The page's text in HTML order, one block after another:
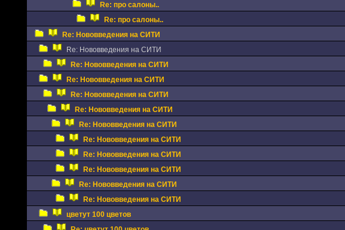
Re: про салоны..
Re: про салоны..
Re: Нововведения на СИТИ
Re: Нововведения на СИТИ
Re: Нововведения на СИТИ
Re: Нововведения на СИТИ
Re: Нововведения на СИТИ
Re: Нововведения на СИТИ
Re: Нововведения на СИТИ
Re: Нововведения на СИТИ
Re: Нововведения на СИТИ
Re: Нововведения на СИТИ
Re: Нововведения на СИТИ
Re: Нововведения на СИТИ
цветут 100 цветов